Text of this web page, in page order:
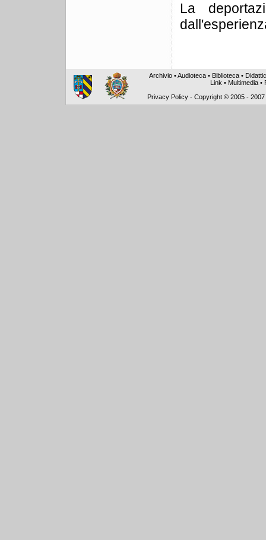
La
Archivio •Audioteca • Biblioteca •
Link • Multimedia •
Privacy Policy -Copyright © 2005 -